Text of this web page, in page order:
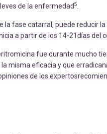
de la enfermedad5
fase catarral, puede reducir
a partir de los 14-21días del
fue durante mucho
misma eficacia y que erradican
de los